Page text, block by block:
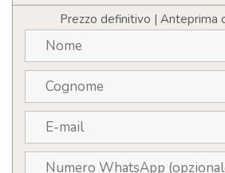
Prezzo definitivo | Anteprima